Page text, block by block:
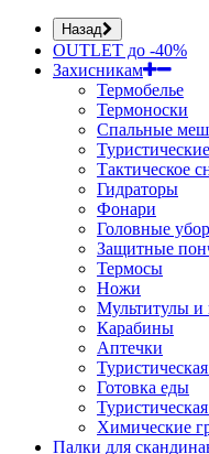
Назад
OUTLET до -40%
Захисникам
Термобелье
Термоноски
Спальные
Тактическое
Гидраторы
Фонари
Головные
Защитные
Термосы
Ножи
Мультитулы и
Карабины
Аптечки
Готовка еды
Химические
Палки для